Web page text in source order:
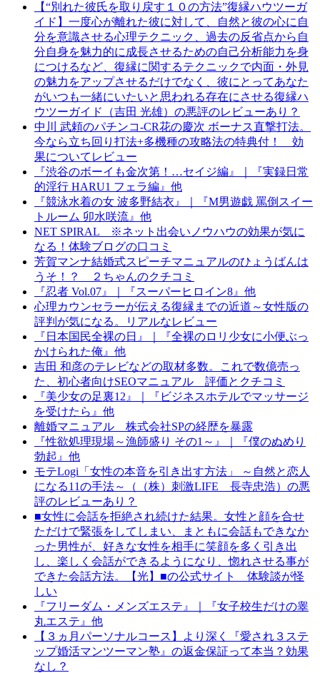
【“別れた彼氏を取り戻す１０の方法”復縁ハウツーガ
イド】一度心が離れた彼に対して、自然と彼の心に自
分を意識させる心理テクニック、過去の反省点から自
分自身を魅力的に成長させるための自己分析能力を身
につけるなど、復縁に関するテクニックで内面・外見
の魅力をアップさせるだけでなく、彼にとってあなた
がいつも一緒にいたいと思われる存在にさせる復縁ハ
ウツーガイド（吉田 光雄）の悪評のレビューあり？
中川 武頼のパチンコ-CR花の慶次 ボーナス直撃打法。
今なら立ち回り打法+多機種の攻略法の特典付！ 効
果についてレビュー
『渋谷のボーイも金次第！…セイジ編』｜『実録日常
的淫行 HARU1 フェラ編』他
『競泳水着の女 波多野結衣』｜『M男遊戯 罵倒スイー
トルーム 卯水咲流』他
NET SPIRAL ※ネット出会いノウハウの効果が気に
なる！体験ブログの口コミ
芳賀マンナ結婚式スピーチマニュアルのひょうばんは
うそ！？ ２ちゃんのクチコミ
『忍者 Vol.07』｜『スーパーヒロイン8』他
心理カウンセラーが伝える復縁までの近道～女性版の
評判が気になる。リアルなレビュー
『日本国民全裸の日』｜『全裸のロリ少女に小便ぶっ
かけられた俺』他
吉田 和彦のテレビなどの取材多数。これで数億売っ
た、初心者向けSEOマニュアル 評価とクチコミ
『美少女の足裏12』｜『ビジネスホテルでマッサージ
を受けたら』他
離婚マニュアル 株式会社SPの経歴を暴露
『性欲処理現場～漁師盛り その1～』｜『僕のぬめり
勃起』他
モテLogi「女性の本音を引き出す方法」 ～自然と恋人
になる11の手法～（（株）刺激LIFE 長寺忠浩）の悪
評のレビューあり？
■女性に会話を拒絶され続けた結果。女性と顔を合せ
ただけで緊張をしてしまい、まともに会話もできなか
った男性が、好きな女性を相手に笑顔を多く引き出
し、楽しく会話ができるようになり、惚れさせる事が
できた会話方法。【光】■の公式サイト 体験談が怪
しい
『フリーダム・メンズエステ』｜『女子校生だけの睾
丸エステ』他
【３ヵ月パーソナルコース】より深く『愛され３ステ
ップ婚活マンツーマン塾』の返金保証って本当？効果
なし？